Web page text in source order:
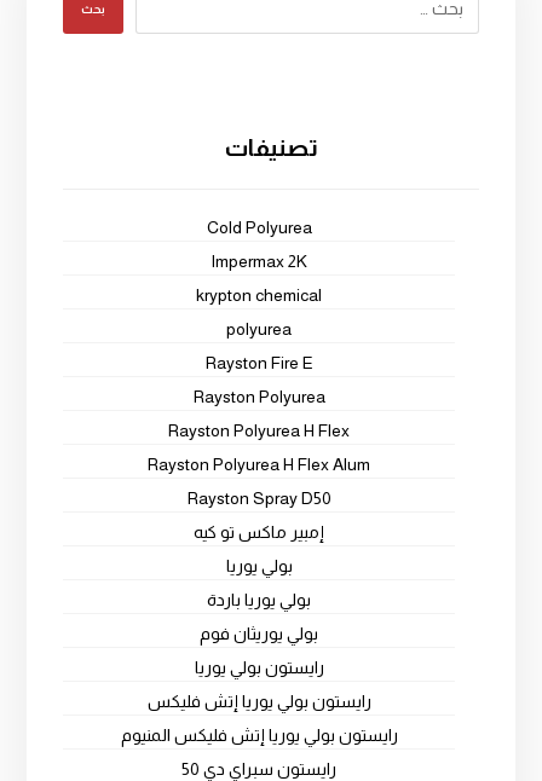
بحث
تصنيفات
Cold Polyurea
Impermax 2K
krypton chemical
polyurea
Rayston Fire E
Rayston Polyurea
Rayston Polyurea H Flex
Rayston Polyurea H Flex Alum
Rayston Spray D50
إمبير ماكس تو كيه
بولي يوريا
بولي يوريا باردة
بولي يوريثان فوم
رايستون بولي يوريا
رايستون بولي يوريا إتش فليكس
رايستون بولي يوريا إتش فليكس المنيوم
رايستون سبراي دي 50